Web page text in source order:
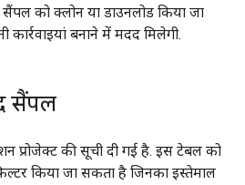
को क्लोन या डाउनलोड किया जा
बनाने में मदद मिलेगी.
सैंपल
प्रोजेक्ट की सूची दी गई है. इस टेबल को
किया जा सकता है जिनका इस्तेमाल